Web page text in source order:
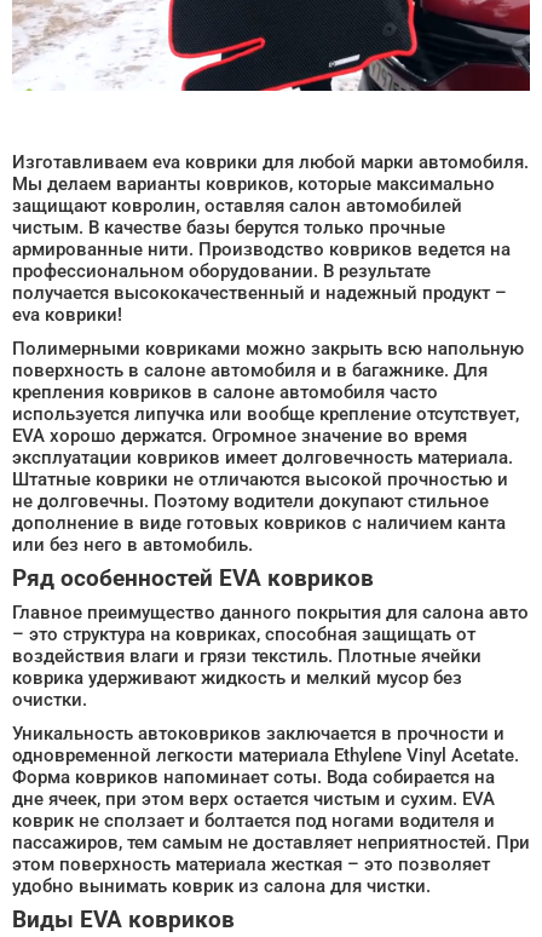
Изготавливаем eva коврики для любой марки автомобиля.
Мы делаем варианты ковриков, которые максимально
защищают ковролин, оставляя салон автомобилей
чистым. В качестве базы берутся только прочные
армированные нити. Производство ковриков ведется на
профессиональном оборудовании. В результате
получается высококачественный и надежный продукт –
eva коврики!
Полимерными ковриками можно закрыть всю напольную
поверхность в салоне автомобиля и в багажнике. Для
крепления ковриков в салоне автомобиля часто
используется липучка или вообще крепление отсутствует,
EVA хорошо держатся. Огромное значение во время
эксплуатации ковриков имеет долговечность материала.
Штатные коврики не отличаются высокой прочностью и
не долговечны. Поэтому водители докупают стильное
дополнение в виде готовых ковриков с наличием канта
или без него в автомобиль.
Ряд особенностей EVA ковриков
Главное преимущество данного покрытия для салона авто
– это структура на ковриках, способная защищать от
воздействия влаги и грязи текстиль. Плотные ячейки
коврика удерживают жидкость и мелкий мусор без
очистки.
Уникальность автоковриков заключается в прочности и
одновременной легкости материала Ethylene Vinyl Acetate.
Форма ковриков напоминает соты. Вода собирается на
дне ячеек, при этом верх остается чистым и сухим. EVA
коврик не сползает и болтается под ногами водителя и
пассажиров, тем самым не доставляет неприятностей. При
этом поверхность материала жесткая – это позволяет
удобно вынимать коврик из салона для чистки.
Виды EVA ковриков